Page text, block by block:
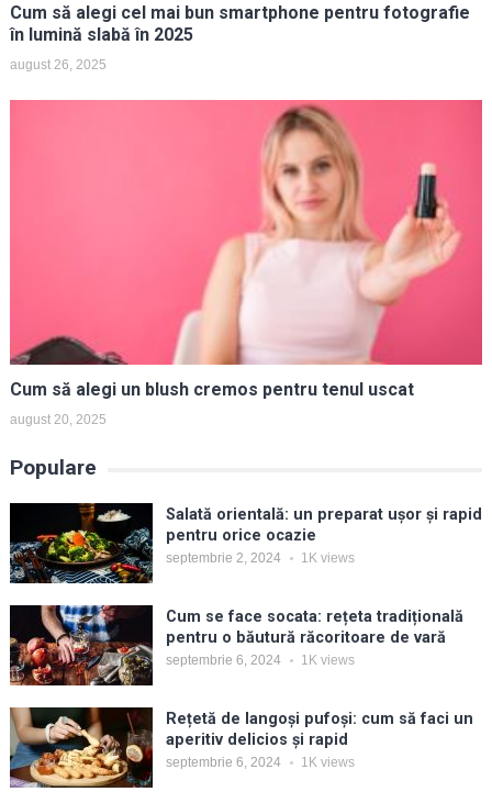
Cum să alegi cel mai bun smartphone pentru fotografie
în lumină slabă în 2025
august 26, 2025
Cum să alegi un blush cremos pentru tenul uscat
august 20, 2025
Populare
Salată orientală: un preparat ușor și rapid
pentru orice ocazie
septembrie 2, 2024 1Kviews
Cum se face socata: rețeta tradițională
pentru o băutură răcoritoare de vară
septembrie 6, 2024 1Kviews
Rețetă de langoși pufoși: cum să faci un
aperitiv delicios și rapid
septembrie 6, 2024 1Kviews